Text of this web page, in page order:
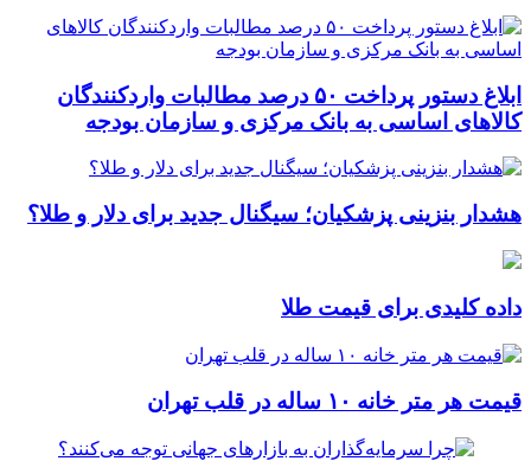
ابلاغ دستور پرداخت ۵۰ درصد مطالبات واردکنندگان
کالاهای اساسی به بانک مرکزی و سازمان بودجه
هشدار بنزینی پزشکیان؛ سیگنال جدید برای دلار و طلا؟
داده کلیدی برای قیمت طلا
قیمت هر متر خانه ۱۰ ساله در قلب تهران